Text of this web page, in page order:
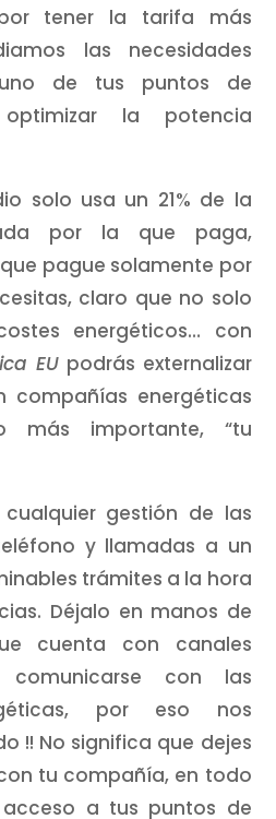
tener la tarifa más
las necesidades
de tus puntos de
la potencia
solo usa un 21% de la
por la que paga,
pague solamente por
claro que no solo
energéticos… con
EU podrás externalizar
energéticas
más importante, “tu
gestión de las
y llamadas a un
trámites a la hora
Déjalo en manos de
cuenta con canales
comunicarse con las
por eso nos
!! No significa que dejes
tu compañía, en todo
a tus puntos de